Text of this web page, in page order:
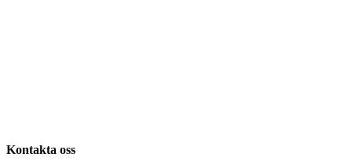
Kontakta oss